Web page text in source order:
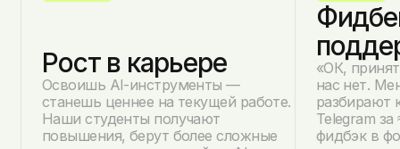
Рост в карьере
Освоишь AI-инструменты —
станешь ценнее на текущей работе.
Наши студенты получают
повышения, берут более сложные
«ОК,
нас нет.
разбирают
Telegram
фидбэк в